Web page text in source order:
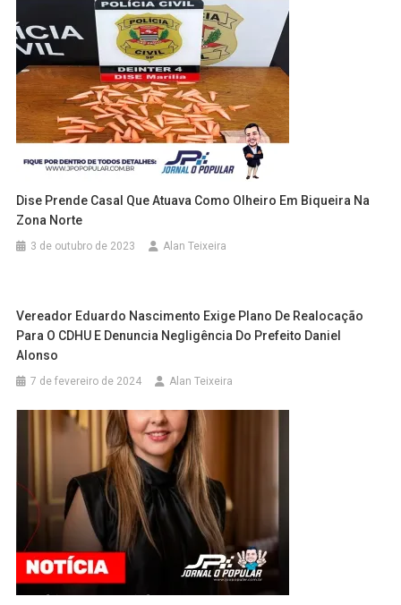
Dise Prende Casal Que Atuava Como Olheiro Em Biqueira Na
Zona Norte
3 de outubro de 2023 Alan Teixeira
Vereador Eduardo Nascimento Exige Plano De Realocação
Para O CDHU E Denuncia Negligência Do Prefeito Daniel
Alonso
7 de fevereiro de 2024 Alan Teixeira